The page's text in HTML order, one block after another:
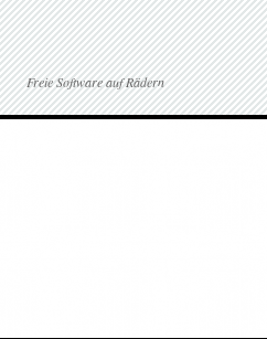
Freie Software auf Rädern